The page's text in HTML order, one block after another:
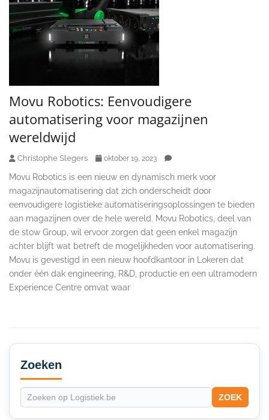
Movu Robotics: Eenvoudigere
automatisering voor magazijnen
wereldwijd
Christophe Slegers oktober 19, 2023
Movu Robotics is een nieuw en dynamisch merk voor
magazijnautomatisering dat zich onderscheidt door
eenvoudigere logistieke automatiseringsoplossingen te bieden
aan magazijnen over de hele wereld. Movu Robotics, deel van
de stow Group, wil ervoor zorgen dat geen enkel magazijn
achter blijft wat betreft de mogelijkheden voor automatisering.
Movu is gevestigd in een nieuw hoofdkantoor in Lokeren dat
onder één dak engineering, R&D, productie en een ultramodern
Experience Centre omvat waar
Secondary
Sidebar
Zoeken
ZOEK